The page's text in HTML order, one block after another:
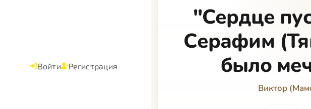
Войти Регистрация
"Сердце
Серафим
было
Виктор